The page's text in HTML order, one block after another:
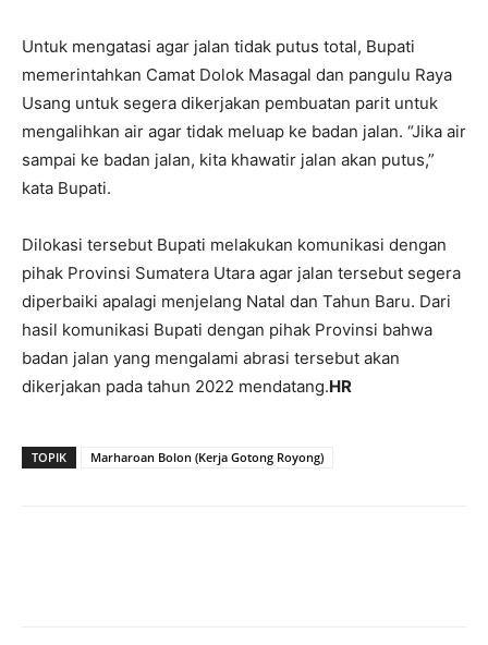
Untuk mengatasi agar jalan tidak putus total, Bupati
memerintahkan Camat Dolok Masagal dan pangulu Raya
Usang untuk segera dikerjakan pembuatan parit untuk
mengalihkan air agar tidak meluap ke badan jalan. “Jika air
sampai ke badan jalan, kita khawatir jalan akan putus,”
kata Bupati.
Dilokasi tersebut Bupati melakukan komunikasi dengan
pihak Provinsi Sumatera Utara agar jalan tersebut segera
diperbaiki apalagi menjelang Natal dan Tahun Baru. Dari
hasil komunikasi Bupati dengan pihak Provinsi bahwa
badan jalan yang mengalami abrasi tersebut akan
dikerjakan pada tahun 2022 mendatang.HR
TOPIK Marharoan Bolon (Kerja Gotong Royong)